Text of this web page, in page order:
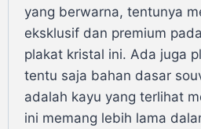
yang berwarna, tentunya
eksklusif dan premium
plakat kristal ini. Ada juga
tentu saja bahan dasar
adalah kayu yang terlihat
ini memang lebih lama